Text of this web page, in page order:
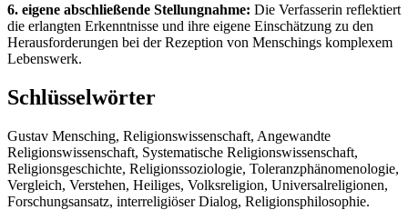
6. eigene abschließende Stellungnahme: Die Verfasserin reflektiert
die erlangten Erkenntnisse und ihre eigene Einschätzung zu den
Herausforderungen bei der Rezeption von Menschings komplexem
Lebenswerk.
Schlüsselwörter
Gustav Mensching, Religionswissenschaft, Angewandte
Religionswissenschaft, Systematische Religionswissenschaft,
Religionsgeschichte, Religionssoziologie, Toleranzphänomenologie,
Vergleich, Verstehen, Heiliges, Volksreligion, Universalreligionen,
Forschungsansatz, interreligiöser Dialog, Religionsphilosophie.